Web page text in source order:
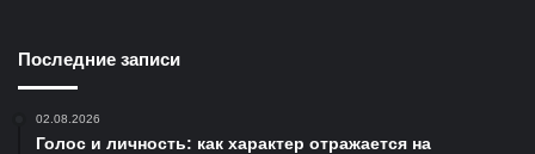
Последние записи
02.08.2026
Голос и личность: как характер отражается на